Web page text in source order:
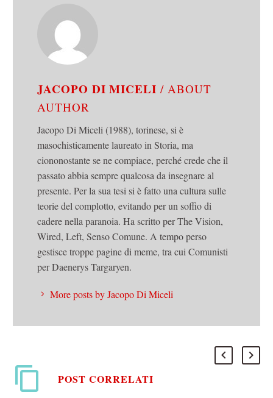
JACOPO DI MICELI/ ABOUT
AUTHOR
Jacopo Di Miceli (1988), torinese, si è
masochisticamente laureato in Storia, ma
ciononostante se ne compiace, perché crede che il
passato abbia sempre qualcosa da insegnare al
presente. Per la sua tesi si è fatto una cultura sulle
teorie del complotto, evitando per un soffio di
cadere nella paranoia. Ha scritto per The Vision,
Wired, Left, Senso Comune. A tempo perso
gestisce troppe pagine di meme, tra cui Comunisti
per Daenerys Targaryen.
More posts by Jacopo Di Miceli
POST CORRELATI